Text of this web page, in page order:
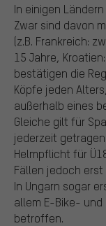
In einigen
Zwar sind davon
(z.B. Frankreich:
15 Jahre,
bestätigen die
Köpfe jeden
außerhalb eines
Gleiche gilt für
jederzeit
Helmpflicht für
Fällen jedoch erst
In Ungarn sogar
allem E-Bike-
betroffen.